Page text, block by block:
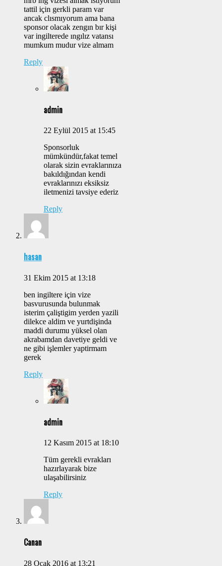
tattil için gerkli param var
ancak clısmıyorum ama bana
sponsor olacak zengın bır kişi
var ingilterede ıngılız vatansı
mumkum mudur vize almam
Reply
admin
22 Eylül 2015 at 15:45
Sponsorluk
mümkündür,fakat temel
olarak sizin evraklarınıza
bakıldığından kendi
evraklarınızı eksiksiz
iletmenizi tavsiye ederiz
Reply
hasan
31 Ekim 2015 at 13:18
ben ingiltere için vize
basvurusunda bulunmak
isterim çaliştigim yerden yazili
dilekce aldim ve yurtdişinda
maddi durumu yüksel olan
akrabamdan davetiye geldi ve
ne gibi işlemler yaptirmam
gerek
Reply
admin
12 Kasım 2015 at 18:10
Tüm gerekli evrakları
hazırlayarak bize
ulaşabilirsiniz
Reply
Canan
28 Ocak 2016 at 13:21